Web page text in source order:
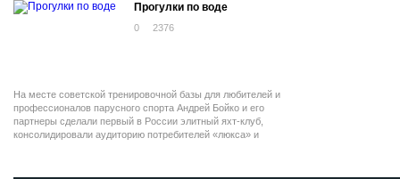
Прогулки по воде
0 2376
На месте советской тренировочной базы для любителей и
профессионалов парусного спорта Андрей Бойко и его
партнеры сделали первый в России элитный яхт-клуб,
консолидировали аудиторию потребителей «люкса» и